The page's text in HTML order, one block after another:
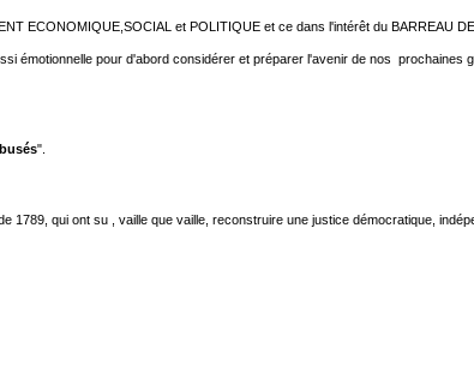
ECONOMIQUE,SOCIAL et POLITIQUE et ce dans l'intérêt du BARREAU
émotionnelle pour d'abord considérer et préparer l'avenir de nos prochaines
".
qui ont su , vaille que vaille, reconstruire une justice démocratique,